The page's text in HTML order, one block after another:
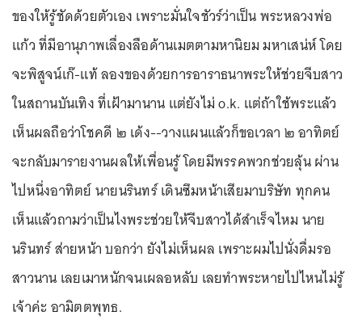
ของให้รู้ชัดด้วยตัวเอง เพราะมั่นใจชัวร์ว่าเป็น พระหลวงพ่อ
แก้ว ที่มีอานุภาพเลื่องลือด้านเมตตามหานิยม มหาเสน่ห์ โดย
จะพิสูจน์เก๊-แท้ ลองของด้วยการอาราธนาพระให้ช่วยจีบสาว
ในสถานบันเทิง ที่เฝ้ามานาน แต่ยังไม่ o.k. แต่ถ้าใช้พระแล้ว
เห็นผลถือว่าโชคดี ๒ เด้ง--วางแผนแล้วก็ขอเวลา ๒ อาทิตย์
จะกลับมารายงานผลให้เพื่อนรู้ โดยมีพรรคพวกช่วยลุ้น ผ่าน
ไปหนึ่งอาทิตย์ นายนรินทร์ เดินซึมหน้าเสียมาบริษัท ทุกคน
เห็นแล้วถามว่าเป็นไงพระช่วยให้จีบสาวได้สำเร็จไหม นาย
นรินทร์ ส่ายหน้า บอกว่า ยังไม่เห็นผล เพราะผมไปนั่งดื่มรอ
สาวนาน เลยเมาหนักจนเผลอหลับ เลยทำพระหายไปไหนไม่รู้
เจ้าค่ะ อามิตตพุทธ.